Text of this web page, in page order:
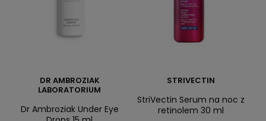
DR AMBROZIAK
LABORATORIUM
Dr Ambroziak Under Eye
STRIVECTIN
StriVectin Serum na noc z
retinolem 30 ml